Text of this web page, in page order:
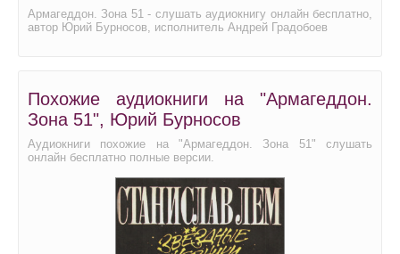
Армагеддон. Зона 51 - слушать аудиокнигу онлайн бесплатно,
автор Юрий Бурносов, исполнитель Андрей Градобоев
Похожие аудиокниги на "Армагеддон.
Зона 51", Юрий Бурносов
Аудиокниги похожие на "Армагеддон. Зона 51" слушать
онлайн бесплатно полные версии.